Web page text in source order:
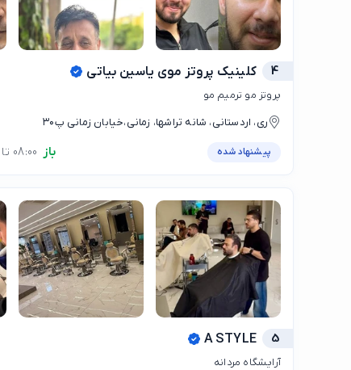
4 کلینیک پروتز موی یاسین بیاتی
پروتز مو ترمیم مو
ری، اردستانی، شانه تراشها، زمانی،خیابان زمانی پ۳۰
پیشنهاد شده باز
5
A STYLE
آرایشگاه مردانه